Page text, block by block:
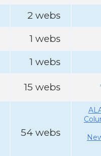
2 webs
1 webs
1 webs
15 webs
54 webs